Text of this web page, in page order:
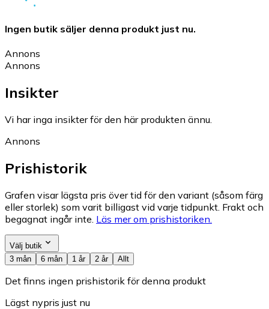
Ingen butik säljer denna produkt just nu.
Annons
Annons
Insikter
Vi har inga insikter för den här produkten ännu.
Annons
Prishistorik
Grafen visar lägsta pris över tid för den variant (såsom färg
eller storlek) som varit billigast vid varje tidpunkt. Frakt och
begagnat ingår inte. Läs mer om prishistoriken.
Välj butik
3 mån
6 mån 1 år 2 år Allt
Det finns ingen prishistorik för denna produkt
Lägst nypris just nu